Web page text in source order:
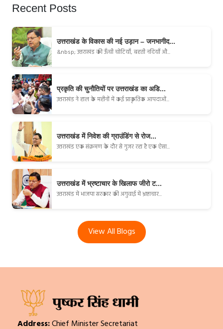
Recent Posts
उत्तराखंड के विकास की नई उड़ान – जनभागीद...
&nbsp; उत्तराखंड की ऊँची चोटियाँ, बहती नदियाँ औ...
प्रकृति की चुनौतियों पर उत्तराखंड का अडि...
उत्तराखंड ने हाल के महीनों में कई प्राकृतिक आपदाओं...
उत्तराखंड में निवेश की ग्राउंडिंग से रोज...
उत्तराखंड एक संक्रमण के दौर से गुजर रहा है एक ऐसा...
उत्तराखंड में भ्रष्टाचार के खिलाफ जीरो ट...
उत्तराखंड में भाजपा सरकार की अगुवाई में भ्रष्टाचार...
View All Blogs
Address:Chief Minister Secretariat